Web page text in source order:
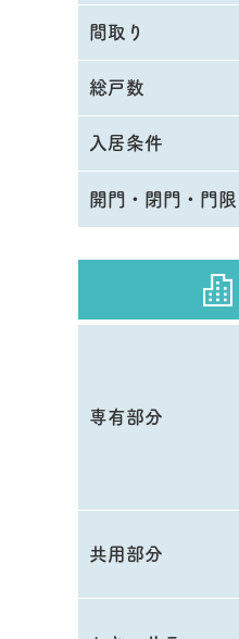
間取り
総戸数
入居条件
開門・閉門・門限
専有部分
共用部分